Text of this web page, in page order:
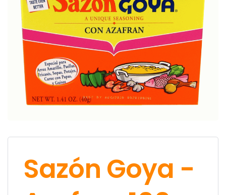
Sazón Goya -